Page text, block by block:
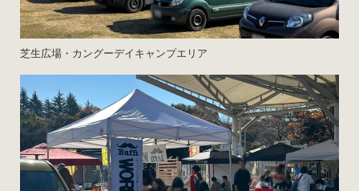
芝生広場・カングーデイキャンプエリア